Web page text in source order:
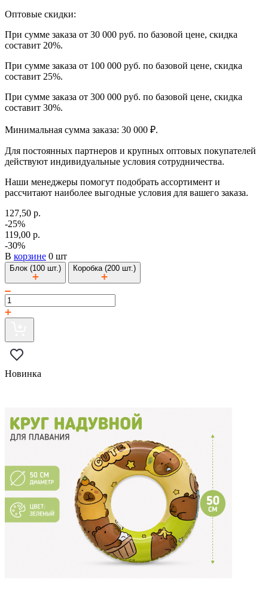
Оптовые скидки:
При сумме заказа от 30 000 руб. по базовой цене, скидка
составит 20%.
При сумме заказа от 100 000 руб. по базовой цене, скидка
составит 25%.
При сумме заказа от 300 000 руб. по базовой цене, скидка
составит 30%.
Минимальная сумма заказа: 30 000 ₽.
Для постоянных партнеров и крупных оптовых покупателей
действуют индивидуальные условия сотрудничества.
Наши менеджеры помогут подобрать ассортимент и
рассчитают наиболее выгодные условия для вашего заказа.
127,50 р.
-25%
119,00 р.
-30%
В корзине 0 шт
Блок (100 шт.) Коробка (200 шт.)
Новинка